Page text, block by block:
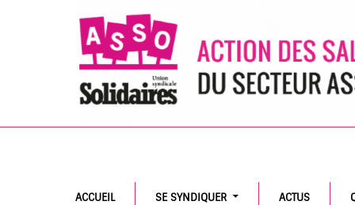
ACCUEIL SE SYNDIQUER ACTUS